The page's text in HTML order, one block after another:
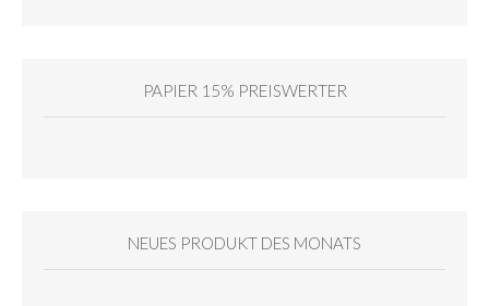
PAPIER 15% PREISWERTER
NEUES PRODUKT DES MONATS